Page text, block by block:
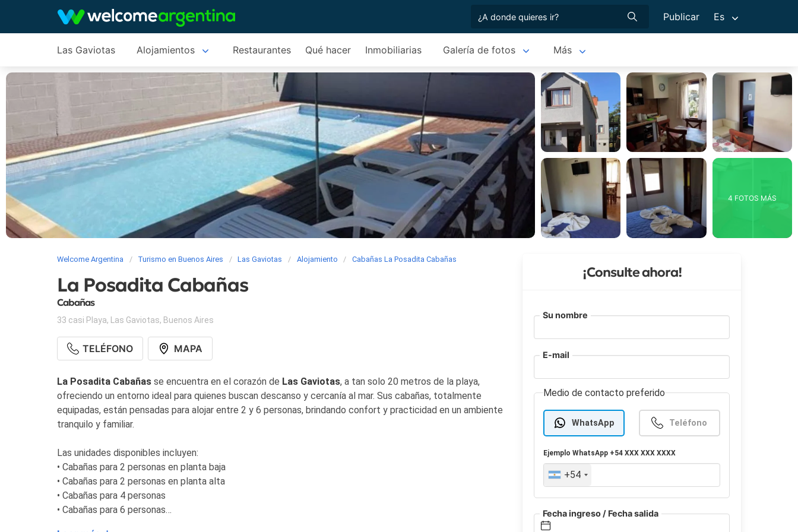
Publicar Es
Las Gaviotas Alojamientos Restaurantes Qué hacer Inmobiliarias Galería de fotos Más
4 FOTOS MÁS
Welcome Argentina Turismo en Buenos Aires Las Gaviotas Alojamiento Cabañas La Posadita Cabañas
La Posadita Cabañas
Cabañas
33 casi Playa, Las Gaviotas, Buenos Aires
TELÉFONO MAPA
La Posadita Cabañas se encuentra en el corazón de Las Gaviotas, a tan solo 20 metros de la playa,
ofreciendo un entorno ideal para quienes buscan descanso y cercanía al mar. Sus cabañas, totalmente
equipadas, están pensadas para alojar entre 2 y 6 personas, brindando confort y practicidad en un ambiente
tranquilo y familiar.
Las unidades disponibles incluyen:
• Cabañas para 2 personas en planta baja
• Cabañas para 2 personas en planta alta
• Cabañas para 4 personas
• Cabañas para 6 personas
¡Consulte ahora!
Su nombre
E-mail
Medio de contacto preferido
WhatsApp Teléfono
EjemploWhatsApp +54 XXX XXX XXXX
+54
Fecha ingreso / Fecha salida